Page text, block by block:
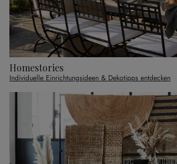
Homestories
Individuelle Einrichtungsideen & Dekotipps entdecken